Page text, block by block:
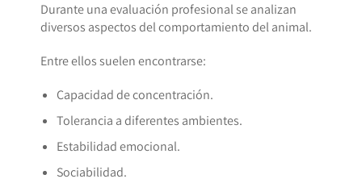
Durante una evaluación profesional se analizan
diversos aspectos del comportamiento del animal.
Entre ellos suelen encontrarse:
Capacidad de concentración.
Tolerancia a diferentes ambientes.
Estabilidad emocional.
Sociabilidad.